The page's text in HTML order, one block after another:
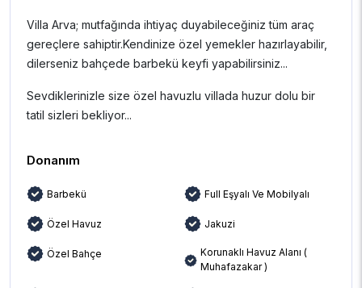
Villa Arva; mutfağında ihtiyaç duyabileceğiniz tüm araç
gereçlere sahiptir.Kendinize özel yemekler hazırlayabilir,
dilerseniz bahçede barbekü keyfi yapabilirsiniz...
Sevdiklerinizle size özel havuzlu villada huzur dolu bir
tatil sizleri bekliyor...
Donanım
Barbekü Full Eşyalı Ve Mobilyalı
Özel Havuz Jakuzi
Özel Bahçe
Korunaklı Havuz Alanı (
Muhafazakar )